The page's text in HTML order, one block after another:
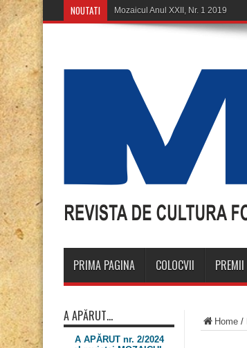
NOUTATI
PRIMA PAGINA COLOCVII PREMII
Home /
A APĂRUT…
A APĂRUT nr. 2/2024